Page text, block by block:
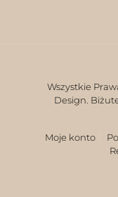
Wszystkie
Design.
Moje konto